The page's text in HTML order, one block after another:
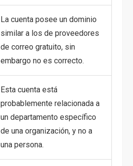
La cuenta posee un dominio
similar a los de proveedores
de correo gratuito, sin
embargo no es correcto.
Esta cuenta está
probablemente relacionada a
un departamento específico
de una organización, y no a
una persona.